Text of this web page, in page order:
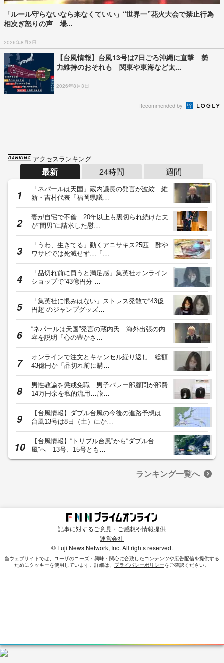
「ルール守らないなら来なくていい」“世界一”花火大会で禁止行為
相次ぎ怒りの声 場...
2026年8月3日
【台風情報】台風13号は7日ごろ沖縄に直撃 勢
力維持のおそれも 関東や東海など太...
2026年8月3日
Recommended by
アクセスランキング
最新 24時間 週間
「ネパールは天国」蔵内議長の発言が波紋 維
新・吉村代表「福岡県議…
妻が自宅で不倫…20年以上も裏切られ続けた夫
が“間男”に請求した慰…
「うわ、生きてる」動くアニサキス25匹 酢や
ワサビでは死滅せず…「…
「品切れ前に買うと満足感」集英社オンライン
ショップで“43億円分”…
「集英社に恨みはない」ストレス発散で“43億
円超”のジャンプグッズ…
“ネパールは天国”発言の蔵内氏 海外出張の内
容を説明「心の豊かさ…
オンラインで注文とキャンセル繰り返し 総額
43億円か「品切れ前に購…
男性教諭を懲戒免職 男子バレー部顧問が部費
14万円余を私的流用…旅…
【台風情報】ダブル台風の今後の進路予想は
台風13号は8日（土）にか…
【台風情報】“トリプル台風”から“ダブル台
風”へ 13号、15号とも…
ランキング一覧へ
記事に対するご意見・ご感想や情報提供
運営会社
© Fuji News Network, Inc. All rights reserved.
当ウェブサイトでは、ユーザのニーズ・興味・関⼼に合致したコンテンツや広告配信を提供する
ためにクッキーを使⽤しています。詳細は、 プライバシーポリシーをご確認ください。